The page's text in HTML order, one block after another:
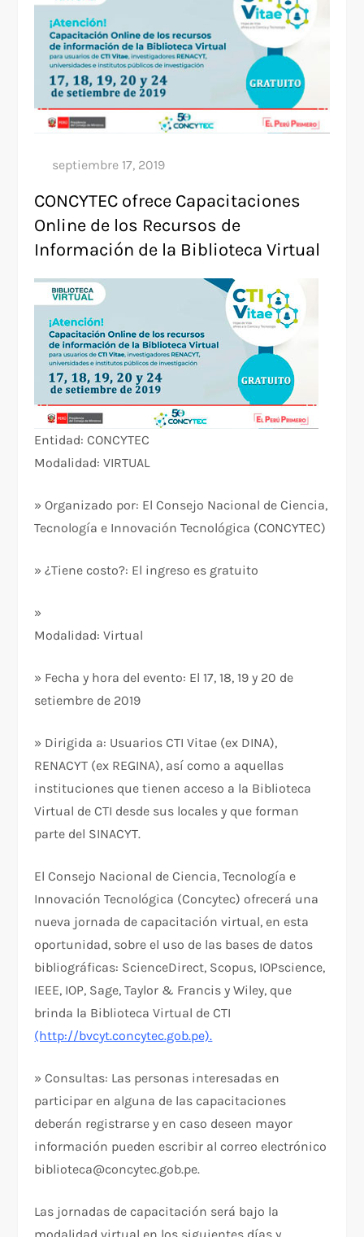
CONCYTEC ofrece Capacitaciones
Online de los Recursos de
Información de la Biblioteca Virtual
Entidad: CONCYTEC
Modalidad: VIRTUAL
» Organizado por: El Consejo Nacional de Ciencia,
Tecnología e Innovación Tecnológica (CONCYTEC)
» ¿Tiene costo?: El ingreso es gratuito
»
Modalidad: Virtual
» Fecha y hora del evento: El 17, 18, 19 y 20 de
setiembre de 2019
» Dirigida a: Usuarios CTI Vitae (ex DINA),
RENACYT (ex REGINA), así como a aquellas
instituciones que tienen acceso a la Biblioteca
Virtual de CTI desde sus locales y que forman
parte del SINACYT.
El Consejo Nacional de Ciencia, Tecnología e
Innovación Tecnológica (Concytec) ofrecerá una
nueva jornada de capacitación virtual, en esta
oportunidad, sobre el uso de las bases de datos
bibliográficas: ScienceDirect, Scopus, IOPscience,
IEEE, IOP, Sage, Taylor & Francis y Wiley, que
brinda la Biblioteca Virtual de CTI
(http://bvcyt.concytec.gob.pe).
» Consultas: Las personas interesadas en
participar en alguna de las capacitaciones
deberán registrarse y en caso deseen mayor
información pueden escribir al correo electrónico
biblioteca@concytec.gob.pe.
Las jornadas de capacitación será bajo la